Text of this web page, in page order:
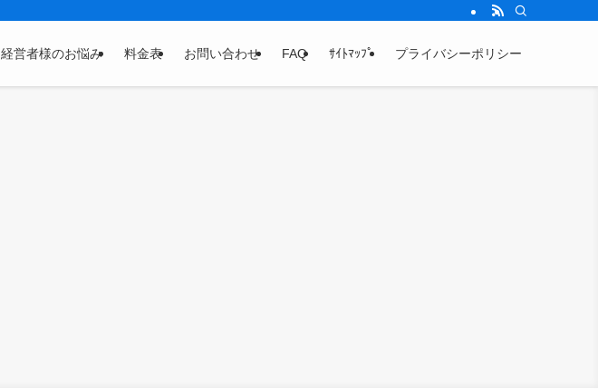
経営者様のお悩み 料金表 お問い合わせ FAQ ｻｲﾄﾏｯﾌﾟ プライバシーポリシー